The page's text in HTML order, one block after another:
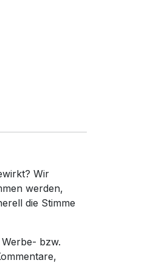
Wir
werden,
die Stimme
bzw.